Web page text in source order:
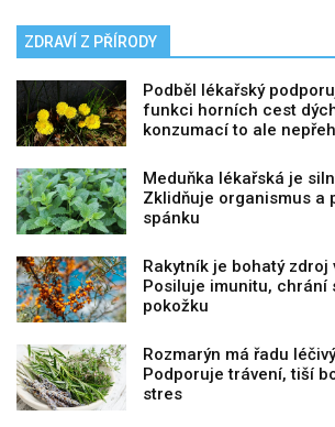
ZDRAVÍ Z PŘÍRODY
Podběl lékařský
funkci horních cest
konzumací to ale
Meduňka lékařská je
Zklidňuje organismus a
spánku
Rakytník je bohatý zdroj
Posiluje imunitu, chrání
pokožku
Rozmarýn má řadu
Podporuje trávení, tiší
stres